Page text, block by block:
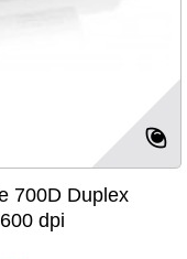
700D Duplex
dpi